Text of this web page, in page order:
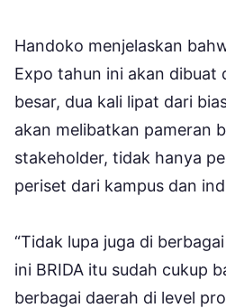
Handoko menjelaskan
Expo tahun ini akan dibuat
besar, dua kali lipat dari
akan melibatkan pameran
stakeholder, tidak hanya
periset dari kampus dan
“Tidak lupa juga di
ini BRIDA itu sudah cukup
berbagai daerah di level